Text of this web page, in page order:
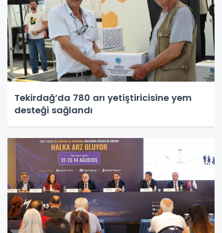
Tekirdağ’da 780 arı yetiştiricisine yem
desteği sağlandı